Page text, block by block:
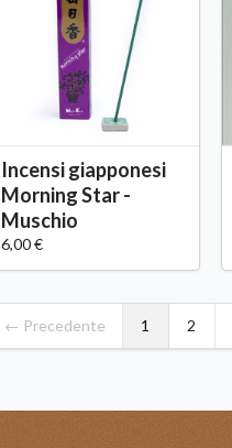
Incensi giapponesi
Morning Star -
Muschio
6,00 €
← Precedente 1 2